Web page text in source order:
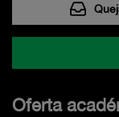
Oferta